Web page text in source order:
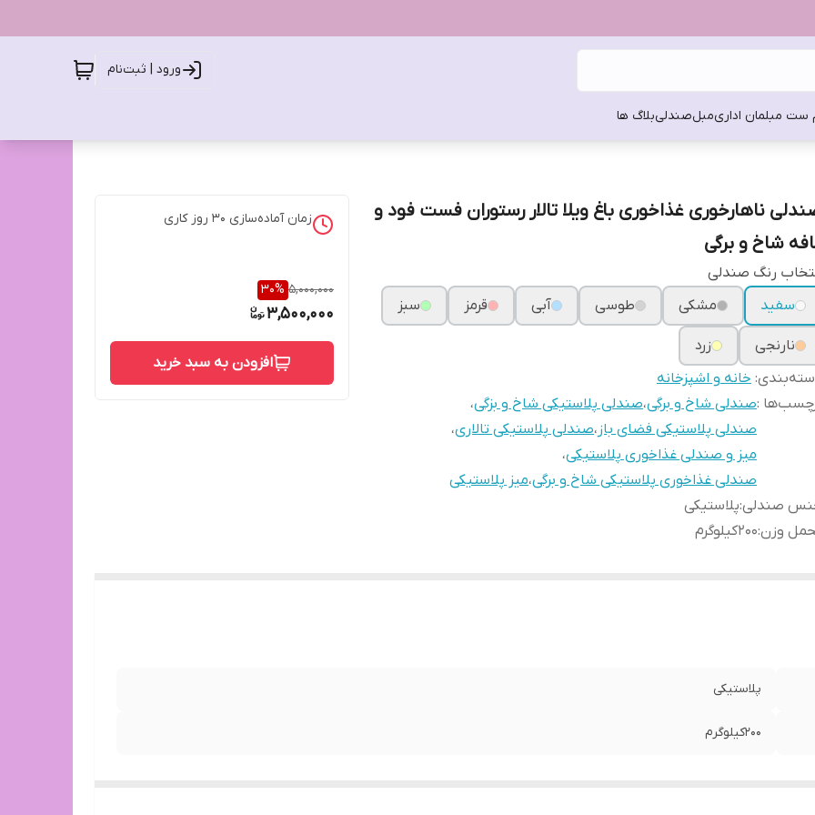
ورود | ثبت‌نام
ست مبلمان اداریمبلصندلیبلاگ ها
ناهارخوری غذاخوری باغ ویلا تالار رستوران فست فود و
شاخ و برگی
رنگ صندلی
سفید
مشکی طوسی آبی قرمز سبز
نارنجی
زرد
: خانه و اشپزخانه
:صندلی شاخ و برگی،صندلی پلاستیکی شاخ و بزگی،
صندلی پلاستیکی فضای باز ،صندلی پلاستیکی تالاری،
میز و صندلی غذاخوری پلاستیکی،
صندلی غذاخوری پلاستیکی شاخ و برگی،میز پلاستیکی
صندلی:پلاستیکی
وزن:۲۰۰کیلوگرم
زمان آماده‌سازی 30 روز کاری
5,000,000
30%
3,500,000
افزودن به سبد خرید
پلاستیکی
۲۰۰کیلوگرم